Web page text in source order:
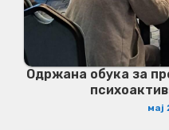
Одржана обука за
мај